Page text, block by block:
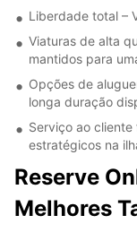
Liberdade total –
Viaturas de alta
mantidos para
Opções de
longa duração
Serviço ao
estratégicos na
Reserve
Melhores